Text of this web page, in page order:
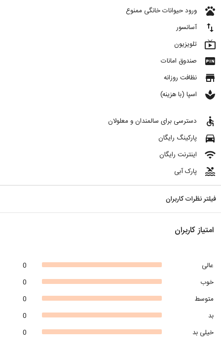
pets ورود حیوانات خانگی ممنوع
import_export آسانسور
live_tv تلویزیون
fiber_pin صندوق امانات
store نظافت روزانه
spa اسپا (با هزینه)
accessible دسترسی برای سالمندان و معلولان
directions_car پارکینگ رایگان
wifi اینترنت رایگان
pool پارک آبی
فیلتر نظرات کاربران
امتیاز کاربران
0
عالی
0
خوب
0
متوسط
0
بد
0
خیلی بد